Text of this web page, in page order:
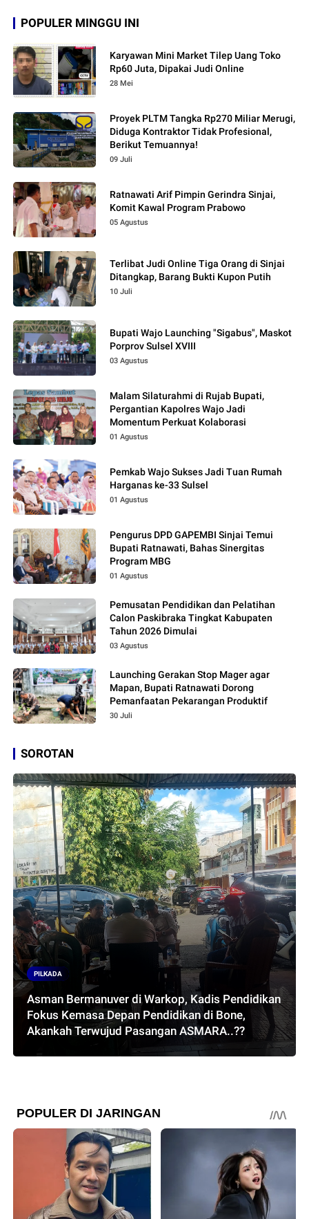
POPULER MINGGU INI
Karyawan Mini Market Tilep Uang Toko
Rp60 Juta, Dipakai Judi Online
28 Mei
Proyek PLTM Tangka Rp270 Miliar Merugi,
Diduga Kontraktor Tidak Profesional,
Berikut Temuannya!
09 Juli
Ratnawati Arif Pimpin Gerindra Sinjai,
Komit Kawal Program Prabowo
05 Agustus
Terlibat Judi Online Tiga Orang di Sinjai
Ditangkap, Barang Bukti Kupon Putih
10 Juli
Bupati Wajo Launching "Sigabus", Maskot
Porprov Sulsel XVIII
03 Agustus
Malam Silaturahmi di Rujab Bupati,
Pergantian Kapolres Wajo Jadi
Momentum Perkuat Kolaborasi
01 Agustus
Pemkab Wajo Sukses Jadi Tuan Rumah
Harganas ke-33 Sulsel
01 Agustus
Pengurus DPD GAPEMBI Sinjai Temui
Bupati Ratnawati, Bahas Sinergitas
Program MBG
01 Agustus
Pemusatan Pendidikan dan Pelatihan
Calon Paskibraka Tingkat Kabupaten
Tahun 2026 Dimulai
03 Agustus
Launching Gerakan Stop Mager agar
Mapan, Bupati Ratnawati Dorong
Pemanfaatan Pekarangan Produktif
30 Juli
SOROTAN
PILKADA
Asman Bermanuver di Warkop, Kadis Pendidikan
Fokus Kemasa Depan Pendidikan di Bone,
Akankah Terwujud Pasangan ASMARA..??